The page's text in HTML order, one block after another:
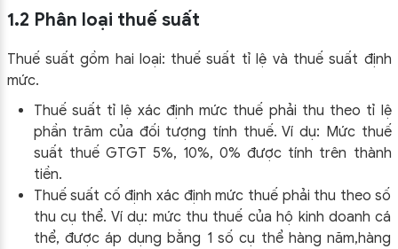
1.2 Phân loại thuế suất
Thuế suất gồm hai loại: thuế suất tỉ lệ và thuế suất định
mức.
Thuế suất tỉ lệ xác định mức thuế phải thu theo tỉ lệ
phần trăm của đối tượng tính thuế. Ví dụ: Mức thuế
suất thuế GTGT 5%, 10%, 0% được tính trên thành
tiền.
Thuế suất cố định xác định mức thuế phải thu theo số
thu cụ thể. Ví dụ: mức thu thuế của hộ kinh doanh cá
thể, được áp dụng bằng 1 số cụ thể hàng năm,hàng